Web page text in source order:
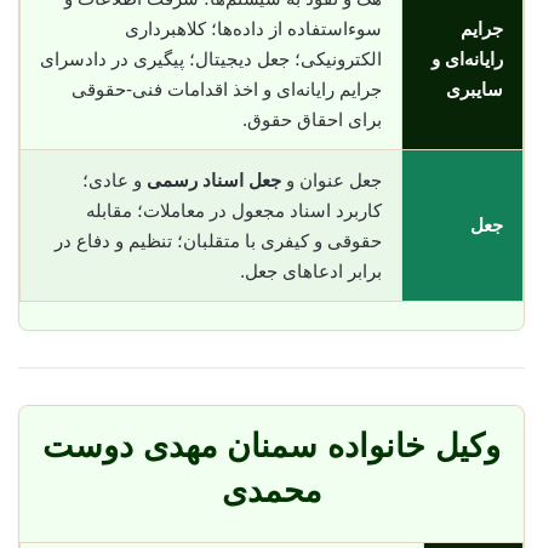
جرایم
رایانه‌ای و
سایبری
سوء‌استفاده از داده‌ها؛ کلاهبرداری
الکترونیکی؛ جعل دیجیتال؛ پیگیری در دادسرای
جرایم رایانه‌ای و اخذ اقدامات فنی-حقوقی
برای احقاق حقوق.
جعل
جعل عنوان و جعل اسناد رسمی و عادی؛
کاربرد اسناد مجعول در معاملات؛ مقابله
حقوقی و کیفری با متقلبان؛ تنظیم و دفاع در
برابر ادعاهای جعل.
وکیل خانواده سمنان مهدی دوست
محمدی